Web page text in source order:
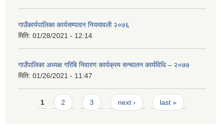
गाउँकार्यपालिका कार्यसम्पादन नियमावली २०७६
मिति: 01/28/2021 - 12:14
गाउँपालिका अध्यक्ष गरिबि निवारण कार्यक्रम सन्चालन कार्यविधि – २०७७
मिति: 01/26/2021 - 11:47
Pages
1 2 3 next › last »